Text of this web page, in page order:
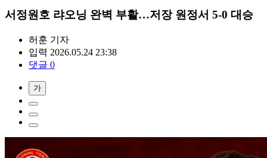
서정원호 랴오닝 완벽 부활…저장 원정서 5-0 대승
허훈 기자
입력 2026.05.24 23:38
댓글 0
가